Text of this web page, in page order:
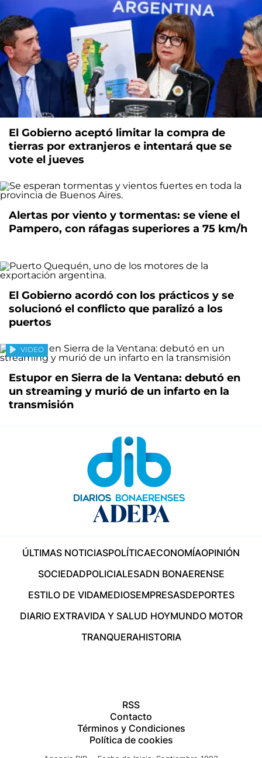
El Gobierno aceptó limitar la compra de
tierras por extranjeros e intentará que se
vote el jueves
Alertas por viento y tormentas: se viene el
Pampero, con ráfagas superiores a 75 km/h
El Gobierno acordó con los prácticos y se
solucionó el conflicto que paralizó a los
puertos
VIDEO
Estupor en Sierra de la Ventana: debutó en
un streaming y murió de un infarto en la
transmisión
ÚLTIMAS NOTICIASPOLÍTICAECONOMÍAOPINIÓN
SOCIEDADPOLICIALESADN BONAERENSE
ESTILO DE VIDAMEDIOSEMPRESASDEPORTES
DIARIO EXTRAVIDA Y SALUD HOYMUNDO MOTOR
TRANQUERAHISTORIA
RSS
Contacto
Términos y Condiciones
Política de cookies